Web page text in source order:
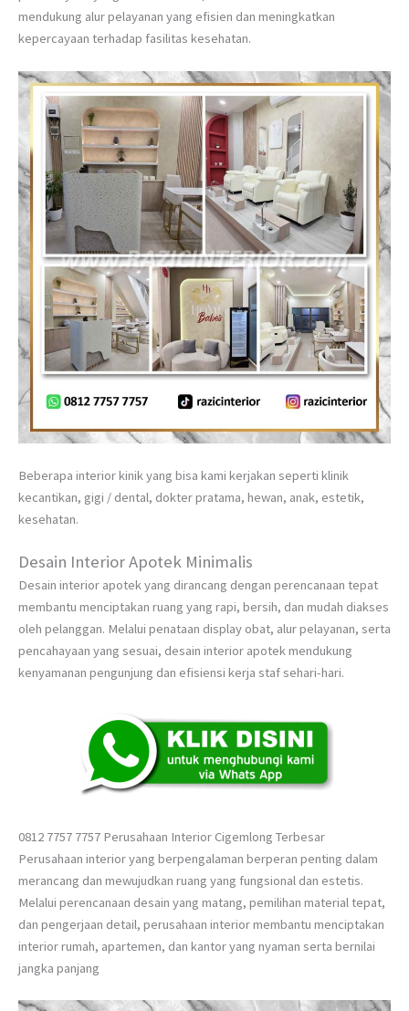
mendukung alur pelayanan yang efisien dan meningkatkan
kepercayaan terhadap fasilitas kesehatan.
Beberapa interior kinik yang bisa kami kerjakan seperti klinik
kecantikan, gigi / dental, dokter pratama, hewan, anak, estetik,
kesehatan.
Desain Interior Apotek Minimalis
Desain interior apotek yang dirancang dengan perencanaan tepat
membantu menciptakan ruang yang rapi, bersih, dan mudah diakses
oleh pelanggan. Melalui penataan display obat, alur pelayanan, serta
pencahayaan yang sesuai, desain interior apotek mendukung
kenyamanan pengunjung dan efisiensi kerja staf sehari-hari.
0812 7757 7757 Perusahaan Interior Cigemlong Terbesar
Perusahaan interior yang berpengalaman berperan penting dalam
merancang dan mewujudkan ruang yang fungsional dan estetis.
Melalui perencanaan desain yang matang, pemilihan material tepat,
dan pengerjaan detail, perusahaan interior membantu menciptakan
interior rumah, apartemen, dan kantor yang nyaman serta bernilai
jangka panjang